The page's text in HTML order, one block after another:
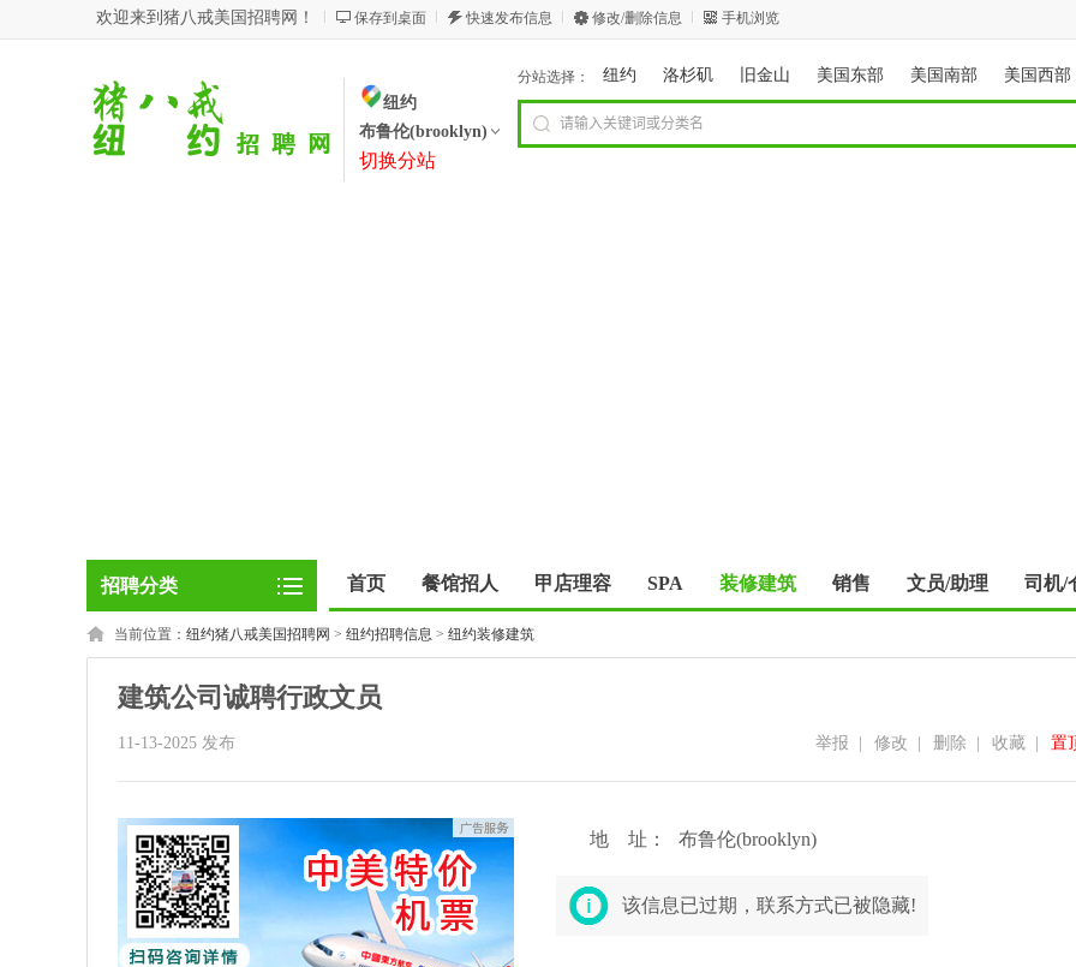
欢迎来到猪八戒美国招聘网！ 保存到桌面 快速发布信息 修改/删除信息 手机浏览
纽约
布鲁伦(brooklyn)
切换分站
分站选择： 纽约 洛杉矶 旧金山 美国东部 美国南部 美国西部
招聘分类 首页 餐馆招人 甲店理容 SPA 装修建筑 销售 文员/助理 司机/
当前位置： 纽约猪八戒美国招聘网 > 纽约招聘信息 > 纽约装修建筑
建筑公司诚聘行政文员
11-13-2025 发布 置
收藏
删除
修改
举报
地 址： 布鲁伦(brooklyn)
该信息已过期，联系方式已被隐藏!